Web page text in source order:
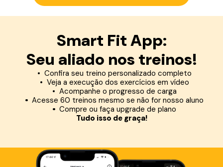
Smart Fit App:
Seu aliado nos treinos!
Confira seu treino personalizado completo
Veja a execução dos exercícios em vídeo
Acompanhe o progresso de carga
Acesse 60 treinos mesmo se não for nosso aluno
Compre ou faça upgrade de plano
Tudo isso de graça!